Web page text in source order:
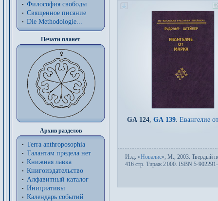
Философия cвободы
Священное писание
Die Methodologie...
Печати планет
Архив разделов
Terra anthroposophia
Талантам предела нет
Книжная лавка
Книгоиздательство
Алфавитный каталог
Инициативы
Календарь событий
GA 124 GA 139 Евангелие
Изд. «Новалис», М., 2003. Твер­дый
416 стр. Тираж 2000. ISBN 5-